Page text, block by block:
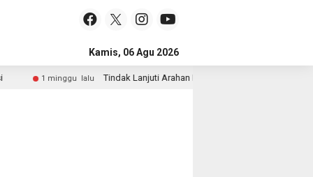
Kamis, 06 Agu 2026
1 minggu lalu Tindak Lanjuti Arahan Presiden, Wakapolri dan Wamen